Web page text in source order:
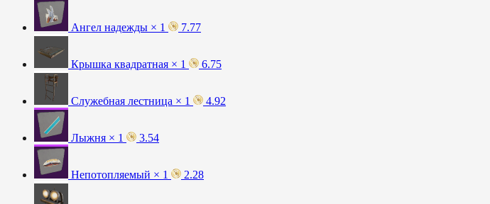
Ангел надежды × 1 7.77
Крышка квадратная × 1 6.75
Служебная лестница × 1 4.92
Лыжня × 1 3.54
Непотопляемый × 1 2.28